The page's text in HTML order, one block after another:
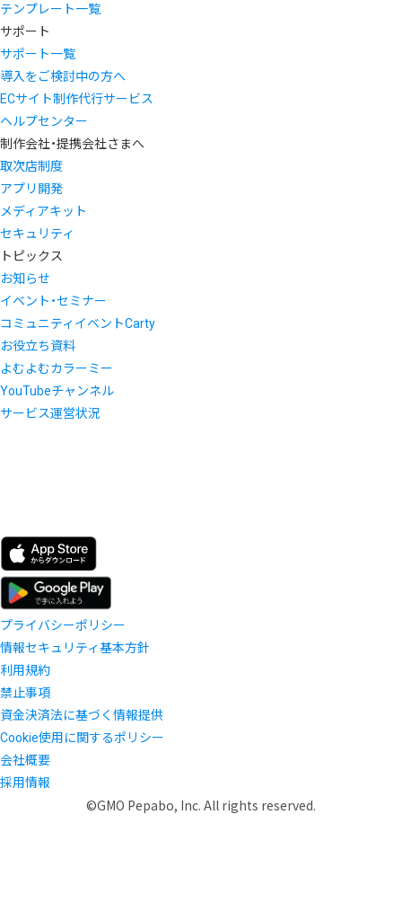
テンプレート一覧
サポート
サポート一覧
導入をご検討中の方へ
ECサイト制作代行サービス
ヘルプセンター
制作会社・提携会社さまへ
取次店制度
アプリ開発
メディアキット
セキュリティ
トピックス
お知らせ
イベント・セミナー
コミュニティイベントCarty
お役立ち資料
よむよむカラーミー
YouTubeチャンネル
サービス運営状況
プライバシーポリシー
情報セキュリティ基本方針
利用規約
禁止事項
資金決済法に基づく情報提供
Cookie使用に関するポリシー
会社概要
採用情報
©GMO Pepabo, Inc. All rights reserved.